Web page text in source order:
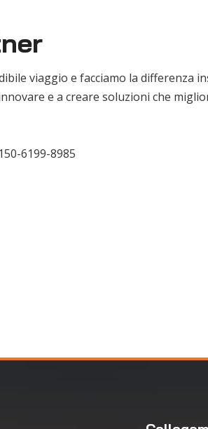
viaggio e facciamo la differenza
e a creare soluzioni che
6199-8985